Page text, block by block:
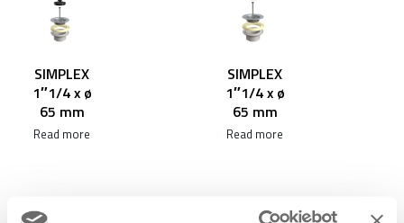
SIMPLEX
1″1/4 x ø
65 mm
Read more
SIMPLEX
1″1/4 x ø
65 mm
Read more